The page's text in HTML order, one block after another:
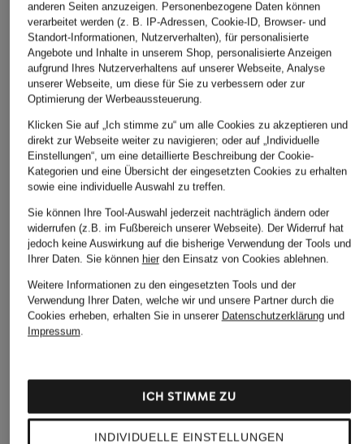
ÄHNLICHE ARTIKEL ENTDECKEN
anderen Seiten anzuzeigen. Personenbezogene Daten können
verarbeitet werden (z. B. IP-Adressen, Cookie-ID, Browser- und
Standort-Informationen, Nutzerverhalten), für personalisierte
Angebote und Inhalte in unserem Shop, personalisierte Anzeigen
aufgrund Ihres Nutzerverhaltens auf unserer Webseite, Analyse
unserer Webseite, um diese für Sie zu verbessern oder zur
Optimierung der Werbeaussteuerung.
Klicken Sie auf „Ich stimme zu“ um alle Cookies zu akzeptieren und
direkt zur Webseite weiter zu navigieren; oder auf „Individuelle
Einstellungen“, um eine detaillierte Beschreibung der Cookie-
Kategorien und eine Übersicht der eingesetzten Cookies zu erhalten
sowie eine individuelle Auswahl zu treffen.
Sie können Ihre Tool-Auswahl jederzeit nachträglich ändern oder
widerrufen (z.B. im Fußbereich unserer Webseite). Der Widerruf hat
jedoch keine Auswirkung auf die bisherige Verwendung der Tools und
Ihrer Daten. Sie können hierden Einsatz von Cookies ablehnen.
Weitere Informationen zu den eingesetzten Tools und der
Verwendung Ihrer Daten, welche wir und unsere Partner durch die
Cookies erheben, erhalten Sie in unserer Datenschutzerklärungund
Impressum.
INDIVIDUELLE EINSTELLUNGEN
ICH STIMME ZU